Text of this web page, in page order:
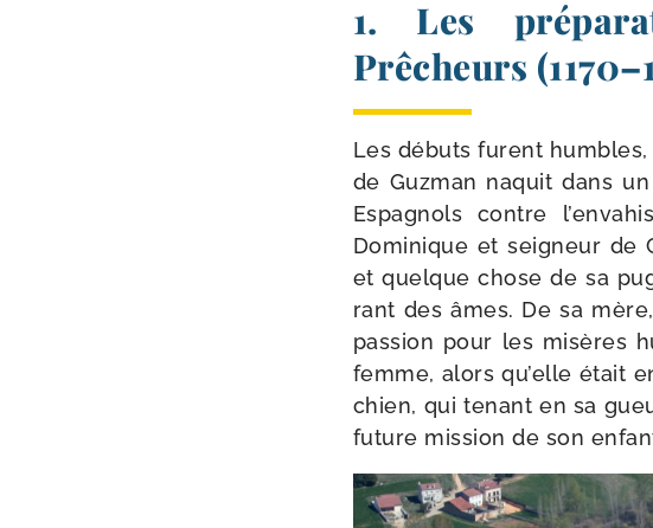
1. Les
Prêcheurs
Les débuts furent
de Guzman naquit dans
Espagnols contre
Dominique et sei­gneur
et quelque chose de sa
rant des âmes. De sa
pas­sion pour les misères
femme, alors qu’elle était
chien, qui tenant en sa
future mis­sion de son